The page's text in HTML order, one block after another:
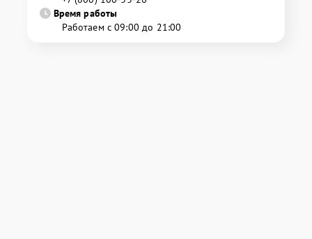
Время работы
Работаем с 09:00 до 21:00